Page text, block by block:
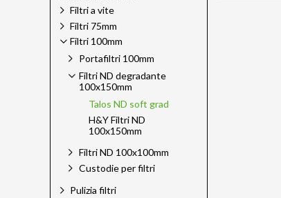
Filtri a vite
Filtri 75mm
Filtri 100mm
Portafiltri 100mm
Filtri ND degradante
100x150mm
Talos ND soft grad
H&Y Filtri ND
100x150mm
Filtri ND 100x100mm
Custodie per filtri
Pulizia filtri